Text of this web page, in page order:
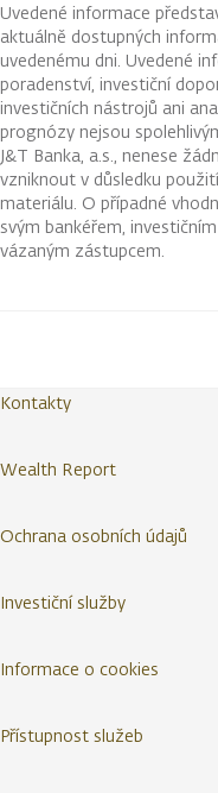
Uvedené informace
aktuálně dostupných
uvedenému dni. Uvedené
poradenství, investiční
investičních nástrojů ani
prognózy nejsou
J&T Banka, a.s., nenese
vzniknout v důsledku
materiálu. O případné
svým bankéřem,
vázaným zástupcem.
Kontakty
Wealth Report
Ochrana osobních údajů
Investiční služby
Informace o cookies
Přístupnost služeb